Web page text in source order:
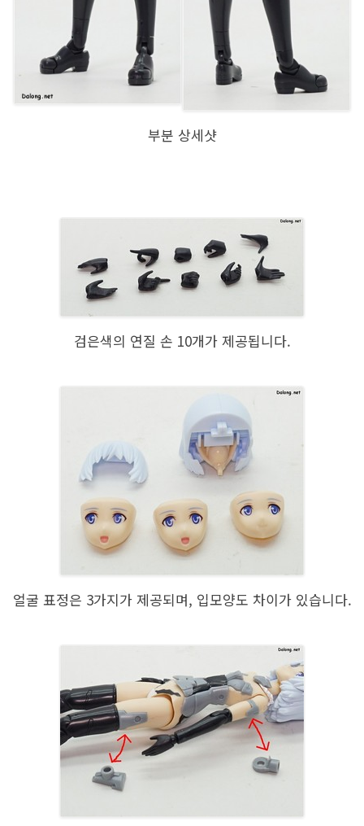
부분 상세샷
검은색의 연질 손 10개가 제공됩니다.
얼굴 표정은 3가지가 제공되며, 입모양도 차이가 있습니다.